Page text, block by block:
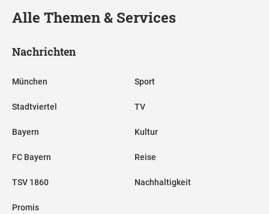
Alle Themen & Services
Nachrichten
München
Stadtviertel
Bayern
FC Bayern
TSV 1860
Promis
Sport
TV
Kultur
Reise
Nachhaltigkeit